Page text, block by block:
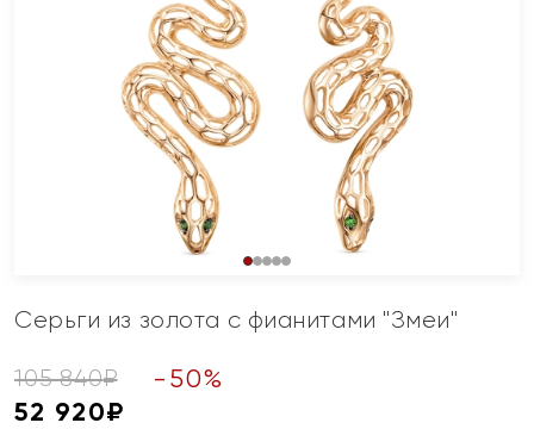
Серьги из золота с фианитами "Змеи"
105 840₽ - 50%
52 920₽